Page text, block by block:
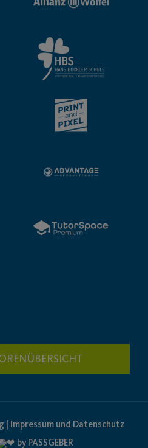
| Impressum und Datenschutz
by PASSGEBER